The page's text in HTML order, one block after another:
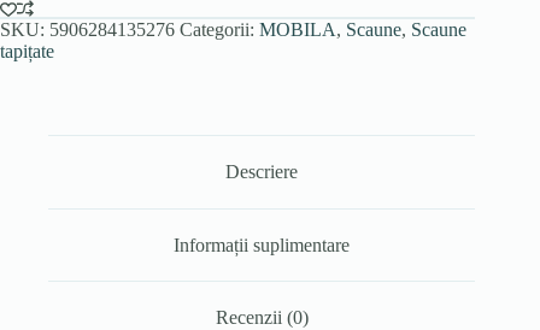
SKU: 5906284135276 Categorii: MOBILA, Scaune, Scaune
tapițate
Descriere
Informații suplimentare
Recenzii (0)